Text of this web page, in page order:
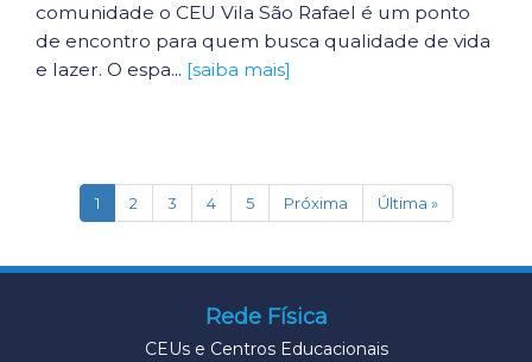
comunidade o CEU Vila São Rafael é um ponto
de encontro para quem busca qualidade de vida
e lazer. O espa... [saiba mais]
1(current)
2 3 4 5 Próxima Última »
Rede Física
CEUs e Centros Educacionais